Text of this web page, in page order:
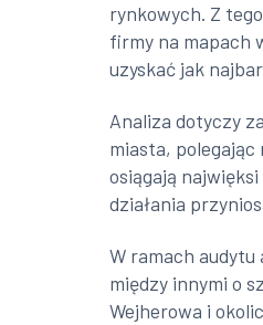
rynkowych. Z
firmy na mapach
uzyskać jak
Analiza dotyczy
miasta, polegając
osiągają
działania
W ramach
między innymi o
Wejherowa i